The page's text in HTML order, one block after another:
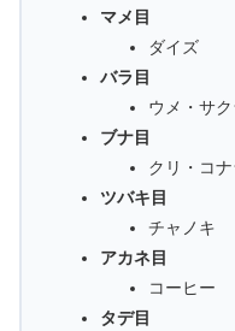
マメ目
ダイズ
バラ目
ウメ・サク
ブナ目
クリ・コ
ツバキ目
チャノキ
アカネ目
コーヒー
タデ目